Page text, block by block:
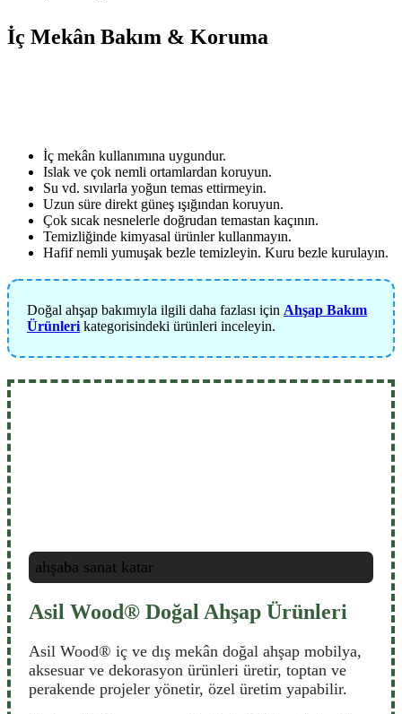
İç Mekân Bakım & Koruma
İç mekân kullanımına uygundur.
Islak ve çok nemli ortamlardan koruyun.
Su vd. sıvılarla yoğun temas ettirmeyin.
Uzun süre direkt güneş ışığından koruyun.
Çok sıcak nesnelerle doğrudan temastan kaçının.
Temizliğinde kimyasal ürünler kullanmayın.
Hafif nemli yumuşak bezle temizleyin. Kuru bezle kurulayın.
Doğal ahşap bakımıyla ilgili daha fazlası için Ahşap Bakım
Ürünleri kategorisindeki ürünleri inceleyin.
ahşaba sanat katar
Asil Wood® Doğal Ahşap Ürünleri
Asil Wood® iç ve dış mekân doğal ahşap mobilya,
aksesuar ve dekorasyon ürünleri üretir, toptan ve
perakende projeler yönetir, özel üretim yapabilir.